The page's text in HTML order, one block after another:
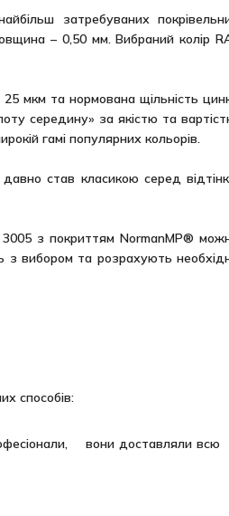
затребуваних
– 0,50 мм. Вибраний колір
мкм та нормована щільність
середину» за якістю та
гамі популярних кольорів.
став класикою серед
3005 з покриттям NormanMP®
з вибором та розрахують
способів:
вони доставляли всю